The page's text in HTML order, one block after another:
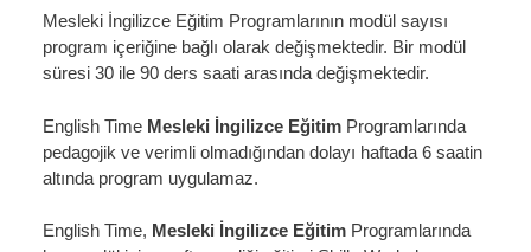
Mesleki İngilizce Eğitim Programlarının modül sayısı
program içeriğine bağlı olarak değişmektedir. Bir modül
süresi 30 ile 90 ders saati arasında değişmektedir.
English Time Mesleki İngilizce Eğitim Programlarında
pedagojik ve verimli olmadığından dolayı haftada 6 saatin
altında program uygulamaz.
English Time, Mesleki İngilizce Eğitim Programlarında